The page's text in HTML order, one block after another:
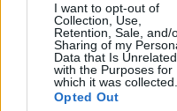
I want to opt-out of
Collection, Use,
Retention, Sale, and/
Sharing of my
Data that Is Unrelated
with the Purposes for
which it was collected.
Opted Out
BOLOGNESE E NON SOLO
Controlli nelle colonie
abbandonate: due
invasione arbitraria